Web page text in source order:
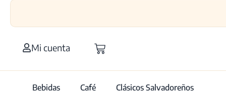
Mi cuenta
Bebidas Café Clásicos Salvadoreños